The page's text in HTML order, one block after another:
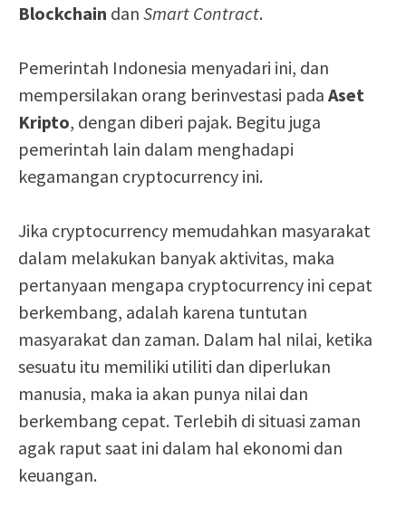
Blockchain dan Smart Contract.
Pemerintah Indonesia menyadari ini, dan
mempersilakan orang berinvestasi pada Aset
Kripto, dengan diberi pajak. Begitu juga
pemerintah lain dalam menghadapi
kegamangan cryptocurrency ini.
Jika cryptocurrency memudahkan masyarakat
dalam melakukan banyak aktivitas, maka
pertanyaan mengapa cryptocurrency ini cepat
berkembang, adalah karena tuntutan
masyarakat dan zaman. Dalam hal nilai, ketika
sesuatu itu memiliki utiliti dan diperlukan
manusia, maka ia akan punya nilai dan
berkembang cepat. Terlebih di situasi zaman
agak raput saat ini dalam hal ekonomi dan
keuangan.